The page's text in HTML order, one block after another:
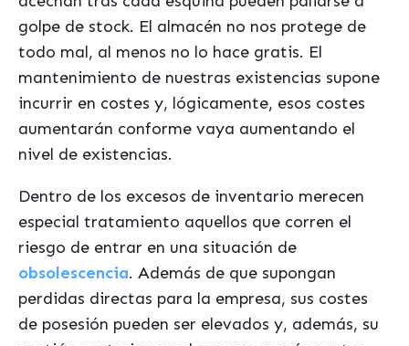
golpe de stock. El almacén no nos protege de
todo mal, al menos no lo hace gratis. El
mantenimiento de nuestras existencias supone
incurrir en costes y, lógicamente, esos costes
aumentarán conforme vaya aumentando el
nivel de existencias.
Dentro de los excesos de inventario merecen
especial tratamiento aquellos que corren el
riesgo de entrar en una situación de
obsolescencia. Además de que supongan
perdidas directas para la empresa, sus costes
de posesión pueden ser elevados y, además, su